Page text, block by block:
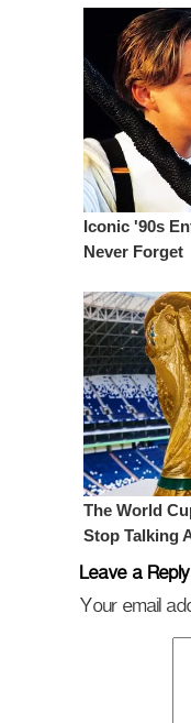
Leave a Reply
Your email